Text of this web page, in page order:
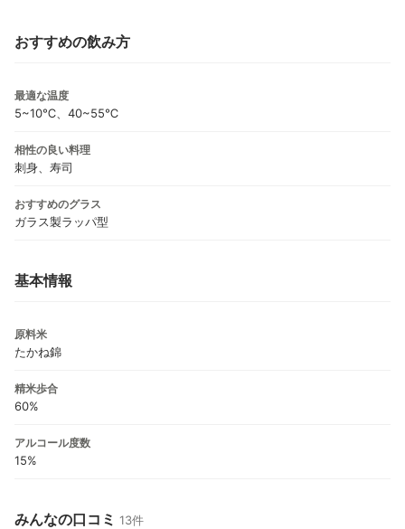
おすすめの飲み方
最適な温度
5~10℃、40~55℃
相性の良い料理
刺身、寿司
おすすめのグラス
ガラス製ラッパ型
基本情報
原料米
たかね錦
精米歩合
60%
アルコール度数
15%
みんなの口コミ 13件